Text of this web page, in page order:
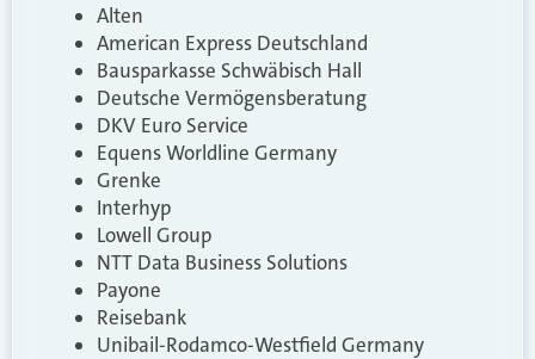
Alten
American Express Deutschland
Bausparkasse Schwäbisch Hall
Deutsche Vermögensberatung
DKV Euro Service
Equens Worldline Germany
Grenke
Interhyp
Lowell Group
NTT Data Business Solutions
Payone
Reisebank
Unibail-Rodamco-Westfield Germany